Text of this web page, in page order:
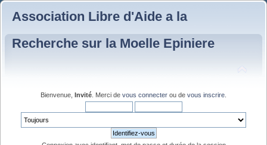
Association Libre d'Aide a la
Recherche sur la Moelle Epiniere
Bienvenue, Invité . Merci de vous connecter ou de vous inscrire